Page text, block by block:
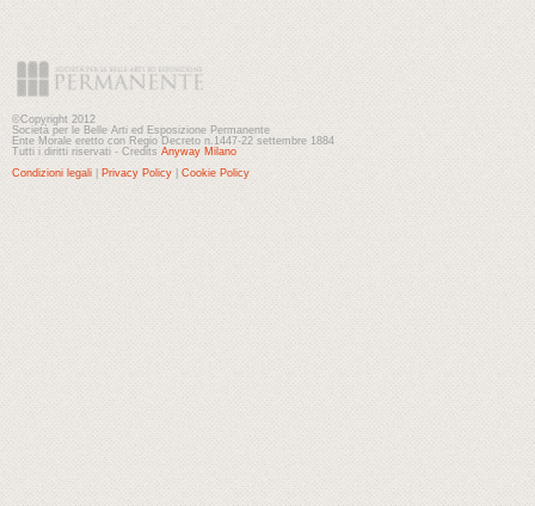
©Copyright 2012
Società per le Belle Arti ed Esposizione Permanente
Ente Morale eretto con Regio Decreto n.1447-22 settembre 1884
Tutti i diritti riservati - Credits Anyway Milano
Condizioni legali
Privacy Policy Cookie Policy